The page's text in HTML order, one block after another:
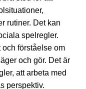
rutiner. Det kan
spelregler.
och förståelse om
och gör. Det är
att arbeta med
perspektiv.